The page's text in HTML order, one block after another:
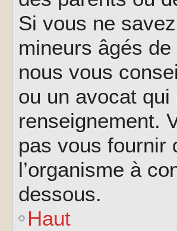
Si vous ne
mineurs âgés
nous vous
ou un avocat
renseignement.
pas vous fournir
l’organisme à
dessous.
Haut